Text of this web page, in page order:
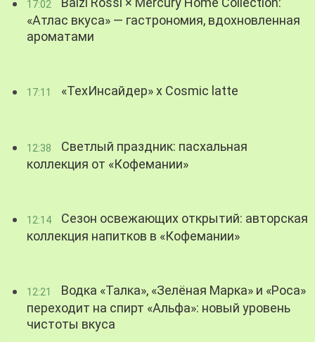
17:02
«Атлас вкуса» — гастрономия, вдохновленная
ароматами
17:11 «ТехИнсайдер» х Cosmic latte
12:38
Светлый праздник: пасхальная
коллекция от «Кофемании»
12:14
Сезон освежающих открытий: авторская
коллекция напитков в «Кофемании»
12:21
Водка «Талка», «Зелёная Марка» и «Роса»
переходит на спирт «Альфа»: новый уровень
чистоты вкуса